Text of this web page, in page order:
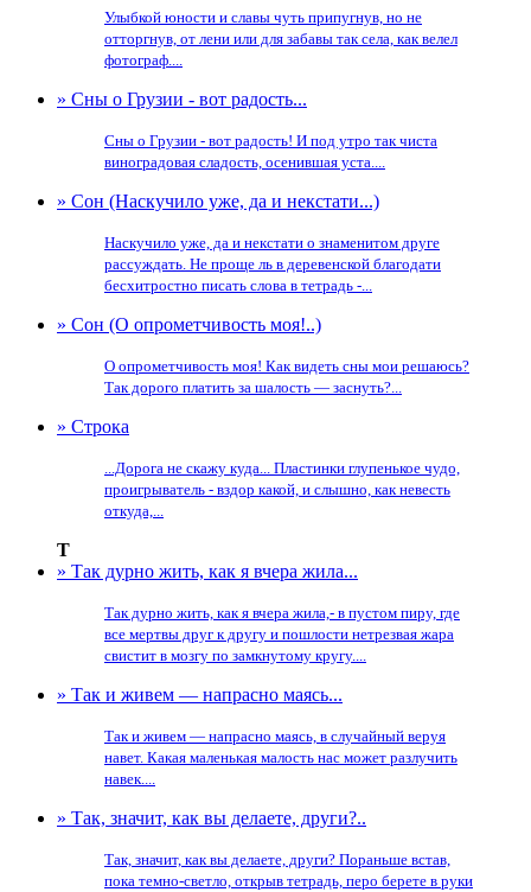
Улыбкой юности и славы чуть припугнув, но не
отторгнув, от лени или для забавы так села, как велел
фотограф....
» Сны о Грузии - вот радость...
Сны о Грузии - вот радость! И под утро так чиста
виноградовая сладость, осенившая уста....
» Сон (Наскучило уже, да и некстати...)
Наскучило уже, да и некстати о знаменитом друге
рассуждать. Не проще ль в деревенской благодати
бесхитростно писать слова в тетрадь -...
» Сон (О опрометчивость моя!..)
О опрометчивость моя! Как видеть сны мои решаюсь?
Так дорого платить за шалость — заснуть?...
» Строка
...Дорога не скажу куда... Пластинки глупенькое чудо,
проигрыватель - вздор какой, и слышно, как невесть
откуда,...
Т
» Так дурно жить, как я вчера жила...
Так дурно жить, как я вчера жила,- в пустом пиру, где
все мертвы друг к другу и пошлости нетрезвая жара
свистит в мозгу по замкнутому кругу....
» Так и живем — напрасно маясь...
Так и живем — напрасно маясь, в случайный веруя
навет. Какая маленькая малость нас может разлучить
навек....
» Так, значит, как вы делаете, други?..
Так, значит, как вы делаете, други? Пораньше встав,
пока темно-светло, открыв тетрадь, перо берете в руки